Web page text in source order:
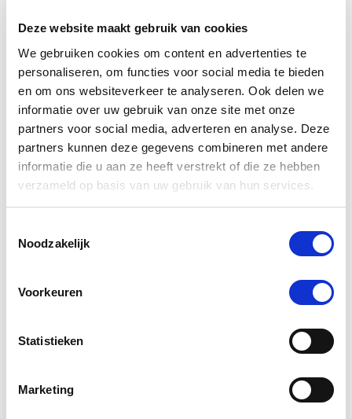
Deze website maakt gebruik van cookies
We gebruiken cookies om content en advertenties te
personaliseren, om functies voor social media te bieden
en om ons websiteverkeer te analyseren. Ook delen we
informatie over uw gebruik van onze site met onze
partners voor social media, adverteren en analyse. Deze
partners kunnen deze gegevens combineren met andere
informatie die u aan ze heeft verstrekt of die ze hebben
verzameld op basis van uw gebruik van hun services.
Noodzakelijk
Voorkeuren
Statistieken
Marketing
Voeg